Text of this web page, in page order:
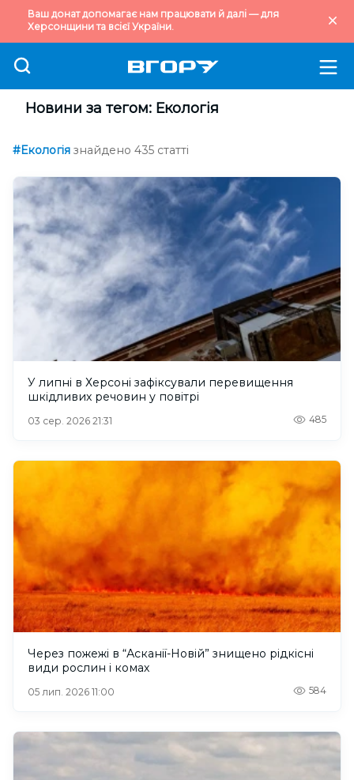
Ваш донат допомагає нам працювати й далі — для
Херсонщини та всієї України.
Новини за тегом: Екологія
#Екологія знайдено 435 статті
У липні в Херсоні зафіксували перевищення
шкідливих речовин у повітрі
03 сер. 2026 21:31 485
Через пожежі в “Асканії-Новій” знищено рідкісні
види рослин і комах
05 лип. 2026 11:00 584